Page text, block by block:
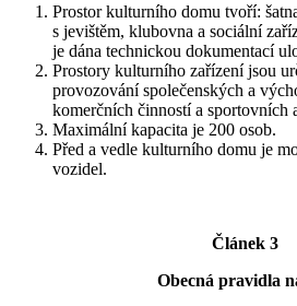
Prostor kulturního domu tvoří:
s jevištěm, klubovna a sociální
je dána technickou dokumentací
Prostory kulturního zařízení jsou
provozování společenských a
komerčních činností a sportovních
Maximální kapacita je 200 osob.
Před a vedle kulturního domu je
vozidel.
Článek 3
Obecná pravidla